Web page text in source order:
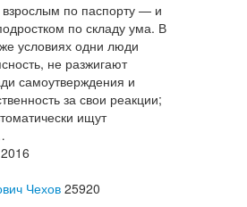
по паспорту — и
по складу ума. В
условиях одни люди
не разжигают
самоутверждения и
за свои реакции;
ищут
Чехов 25920